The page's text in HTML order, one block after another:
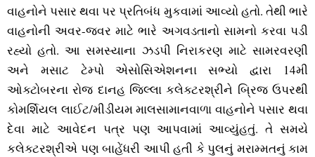
વાહનોને પસાર થવા પર પ્રતિબંધ મુકવામાં આવ્‍યો હતો. તેથી ભારે
વાહનોની અવર-જવર માટે ભારે અગવડતાનો સામનો કરવા પડી
રહ્યો હતો. આ સમસ્‍યાના ઝડપી નિરાકરણ માટે સામરવરણી
અને મસાટ ટેમ્‍પો એસોસિએશનના સભ્‍યો દ્વારા 14મી
ઓક્‍ટોબરના રોજ દાનહ જિલ્લા કલેક્‍ટરશ્રીને બ્રિજ ઉપરથી
કોમર્શિયલ લાઈટ/મીડીયમ માલસામાનવાળા વાહનોને પસાર થવા
દેવા માટે આવેદન પત્ર પણ આપવામાં આવ્‍યુંહતું. તે સમયે
કલેક્‍ટરશ્રીએ પણ બાહેંધરી આપી હતી કે પુલનું મરામ્‍મતનું કામ